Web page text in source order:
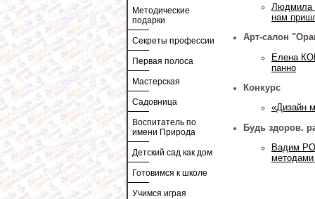
Методические
подарки
Секреты профессии
Первая полоса
Мастерская
Садовница
Воспитатель по
имени Природа
Детский сад как дом
Готовимся к школе
Учимся играя
Людмила
нам
Арт-салон
Елена
панно
Конкурс
«Дизайн
Будь здоров.
Вадим
методами